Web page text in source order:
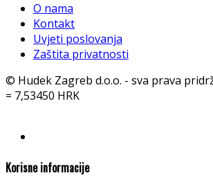
O nama
Kontakt
Uvjeti poslovanja
Zaštita privatnosti
© Hudek Zagreb d.o.o. - sva prava
= 7,53450 HRK
Korisne informacije